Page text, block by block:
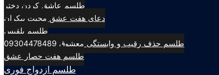
طلسم عاشق کردن دختر
دعای هفت عشق محبت بیکران
طلسم بلقيس
طلسم حذف رقیب و وابستگی معشوق 09304478489
طلسم هفت حصار عشق
طلسم ازدواج فوری